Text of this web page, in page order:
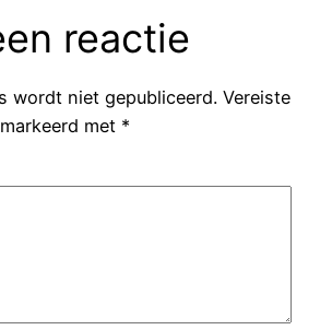
reactie
wordt niet gepubliceerd. Vereiste
met *